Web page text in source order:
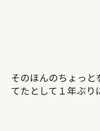
そのほんのちょっ
てたとして１年ぶり